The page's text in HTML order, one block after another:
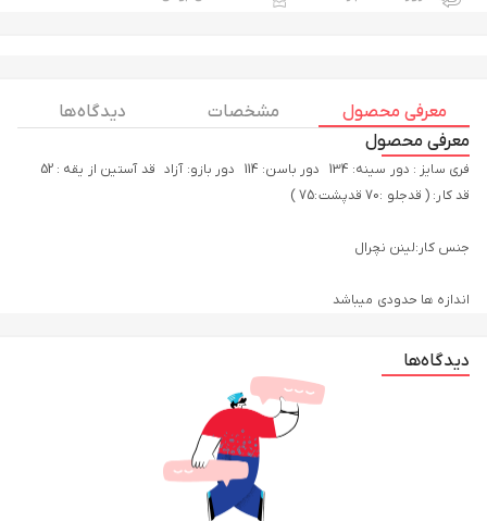
معرفی محصول مشخصات
دیدگاه ها
معرفی محصول
اندازه ها حدودی میباشد
دیدگاه‌ها